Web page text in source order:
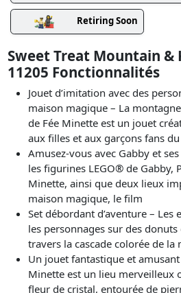
Retiring Soon
Sweet Treat Mountain &
11205 Fonctionnalités
Jouet d’imitation avec des
maison magique – La
de Fée Minette est un jouet
aux filles et aux garçons fans
Amusez-vous avec Gabby et
les figurines LEGO® de Gabby,
Minette, ainsi que deux lieux
maison magique, le film
Set débordant d’aventure –
les personnages sur des
travers la cascade colorée de
Un jouet fantastique et
Minette est un lieu merveilleux
fleur de cristal, entourée de